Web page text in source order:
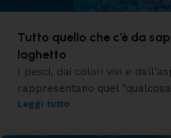
Tutto quello che c’è da
laghetto
I pesci, dai colori vivi e
rappresentano quel
Leggi tutto